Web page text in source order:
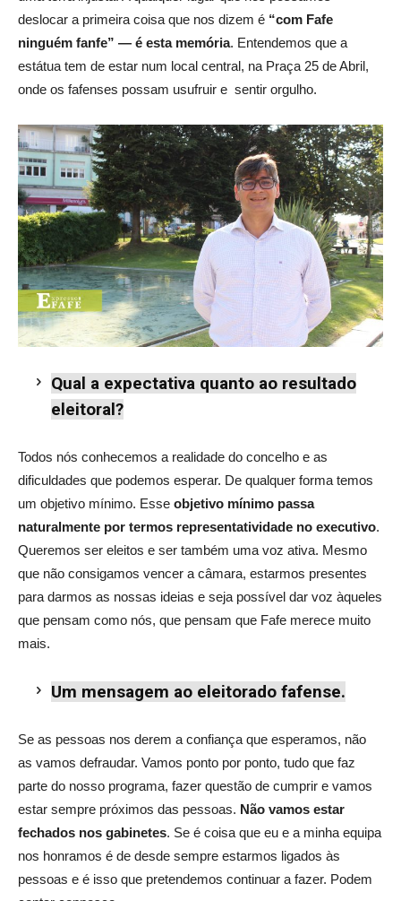
deslocar a primeira coisa que nos dizem é “com Fafe
ninguém fanfe” — é esta memória. Entendemos que a
estátua tem de estar num local central, na Praça 25 de Abril,
onde os fafenses possam usufruir e sentir orgulho.
Qual a expectativa quanto ao resultado
eleitoral?
Todos nós conhecemos a realidade do concelho e as
dificuldades que podemos esperar. De qualquer forma temos
um objetivo mínimo. Esse objetivo mínimo passa
naturalmente por termos representatividade no executivo.
Queremos ser eleitos e ser também uma voz ativa. Mesmo
que não consigamos vencer a câmara, estarmos presentes
para darmos as nossas ideias e seja possível dar voz àqueles
que pensam como nós, que pensam que Fafe merece muito
mais.
Um mensagem ao eleitorado fafense.
Se as pessoas nos derem a confiança que esperamos, não
as vamos defraudar. Vamos ponto por ponto, tudo que faz
parte do nosso programa, fazer questão de cumprir e vamos
estar sempre próximos das pessoas. Não vamos estar
fechados nos gabinetes. Se é coisa que eu e a minha equipa
nos honramos é de desde sempre estarmos ligados às
pessoas e é isso que pretendemos continuar a fazer. Podem